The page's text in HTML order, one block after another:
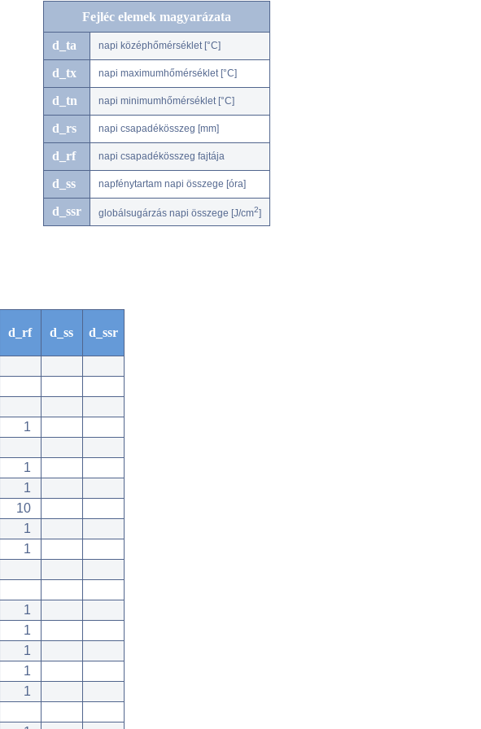
Fejléc elemek magyarázata
d_ta napi középhőmérséklet [°C]
d_tx napi maximumhőmérséklet [°C]
d_tn napi minimumhőmérséklet [°C]
d_rs napi csapadékösszeg [mm]
d_rf napi csapadékösszeg fajtája
d_ss napfénytartam napi összege [óra]
d_ssr globálsugárzás napi összege [J/cm2]
d_rf d_ss d_ssr
1
1
1
10
1
1
1
1
1
1
1